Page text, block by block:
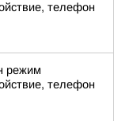
телефон
режим
телефон